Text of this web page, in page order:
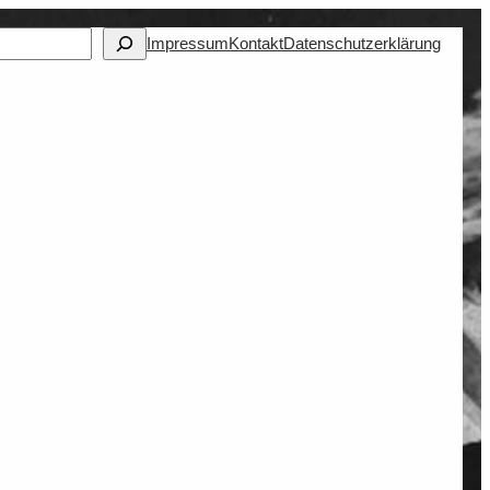
ImpressumKontaktDatenschutzerklärung